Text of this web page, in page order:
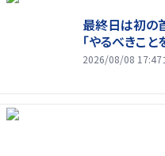
最終日は初の
「やるべきこと
2026/08/08 17:47